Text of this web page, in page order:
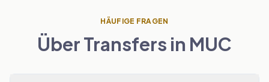
HÄUFIGE FRAGEN
Über Transfers in MUC